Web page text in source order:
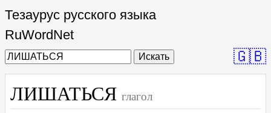
Тезаурус русского языка
RuWordNet
Искать 🇬🇧
ЛИШАТЬСЯ глагол